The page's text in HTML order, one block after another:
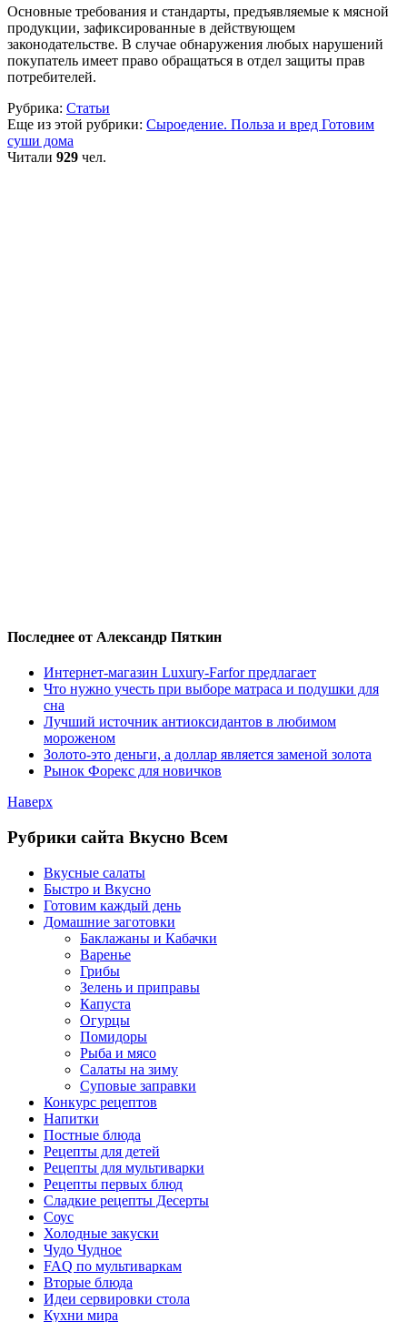
Основные требования и стандарты, предъявляемые к мясной
продукции, зафиксированные в действующем
законодательстве. В случае обнаружения любых нарушений
покупатель имеет право обращаться в отдел защиты прав
потребителей.
Рубрика: Статьи
Еще из этой рубрики: Сыроедение. Польза и вред Готовим
суши дома
Читали 929 чел.
Последнее от Александр Пяткин
Интернет-магазин Luxury-Farfor предлагает
Что нужно учесть при выборе матраса и подушки для
сна
Лучший источник антиоксидантов в любимом
мороженом
Золото-это деньги, а доллар является заменой золота
Рынок Форекс для новичков
Наверх
Рубрики сайта Вкусно Всем
Вкусные салаты
Быстро и Вкусно
Готовим каждый день
Домашние заготовки
Баклажаны и Кабачки
Варенье
Грибы
Зелень и приправы
Капуста
Огурцы
Помидоры
Рыба и мясо
Салаты на зиму
Суповые заправки
Конкурс рецептов
Напитки
Постные блюда
Рецепты для детей
Рецепты для мультиварки
Рецепты первых блюд
Сладкие рецепты Десерты
Соус
Холодные закуски
Чудо Чудное
FAQ по мультиваркам
Вторые блюда
Идеи сервировки стола
Кухни мира